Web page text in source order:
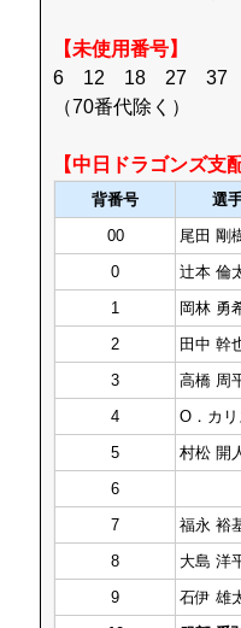
【未使用番号】
6 12 18 27 37
（70番代除く）
【中日ドラゴンズ支
背番号
選
00
尾田 剛
0
辻本 倫
1
岡林 勇
2
田中 幹
3
高橋 周
4
O．カ
5
村松 開
6
7
福永 裕
8
大島 洋
9
石伊 雄